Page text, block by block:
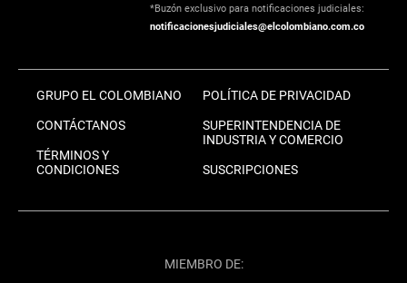
*Buzón exclusivo para notificaciones judiciales:
notificacionesjudiciales@elcolombiano.com.co
GRUPO EL COLOMBIANO
CONTÁCTANOS
TÉRMINOS Y
CONDICIONES
POLÍTICA DE PRIVACIDAD
SUPERINTENDENCIA DE
INDUSTRIA Y COMERCIO
SUSCRIPCIONES
MIEMBRO DE: